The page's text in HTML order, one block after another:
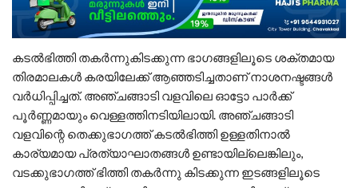
​കടൽഭിത്തി തകർന്നുകിടക്കുന്ന ഭാഗങ്ങളിലൂടെ ശക്തമായ
തിരമാലകൾ കരയിലേക്ക് ആഞ്ഞടിച്ചതാണ് നാശനഷ്ടങ്ങൾ
വർധിപ്പിച്ചത്. അഞ്ചങ്ങാടി വളവിലെ ഓട്ടോ പാർക്ക്
പൂർണ്ണമായും വെള്ളത്തിനടിയിലായി. അഞ്ചങ്ങാടി
വളവിന്റെ തെക്കുഭാഗത്ത് കടൽഭിത്തി ഉള്ളതിനാൽ
കാര്യമായ പ്രത്യാഘാതങ്ങൾ ഉണ്ടായില്ലെങ്കിലും,
വടക്കുഭാഗത്ത് ഭിത്തി തകർന്നു കിടക്കുന്ന ഇടങ്ങളിലൂടെ